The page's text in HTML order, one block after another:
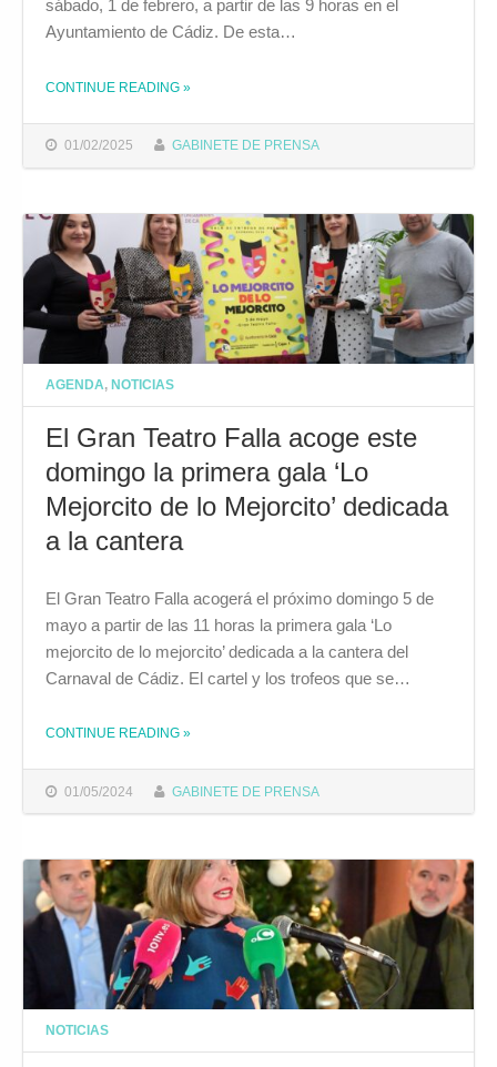
01/02/2025 GABINETE DE PRENSA
sábado, 1 de febrero, a partir de las 9 horas en el
Ayuntamiento de Cádiz. De esta…
CONTINUE READING THE "LAS ENTRADAS PARA LOS CUARTOS DE FINAL DEL COAC 2025 SALEN HOY A LA VENTA"
»
AGENDA, NOTICIAS
El Gran Teatro Falla acoge este
domingo la primera gala ‘Lo
Mejorcito de lo Mejorcito’ dedicada
a la cantera
01/05/2024 GABINETE DE PRENSA
El Gran Teatro Falla acogerá el próximo domingo 5 de
mayo a partir de las 11 horas la primera gala ‘Lo
mejorcito de lo mejorcito’ dedicada a la cantera del
Carnaval de Cádiz. El cartel y los trofeos que se…
CONTINUE READING THE "EL GRAN TEATRO FALLA ACOGE ESTE DOMINGO LA PRIMERA GALA ‘LO MEJORCITO DE LO MEJORCITO’ DEDICADA A LA CANTERA"
»
NOTICIAS